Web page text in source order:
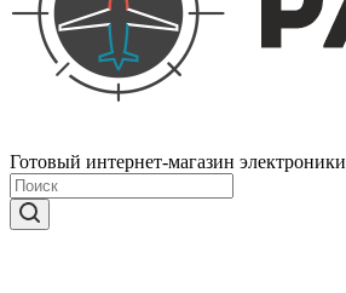
Готовый интернет-магазин электроники